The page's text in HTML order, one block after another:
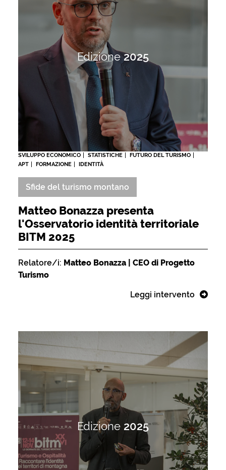
Edizione2025
SVILUPPO ECONOMICO STATISTICHE
FUTURO DEL TURISMO
APT
FORMAZIONE IDENTITÀ
Sfide del turismo montano
Matteo Bonazza presenta
l'Osservatorio identità territoriale
BITM 2025
Relatore/i: Matteo Bonazza | CEO di Progetto
Turismo
Leggi intervento
Edizione 2025